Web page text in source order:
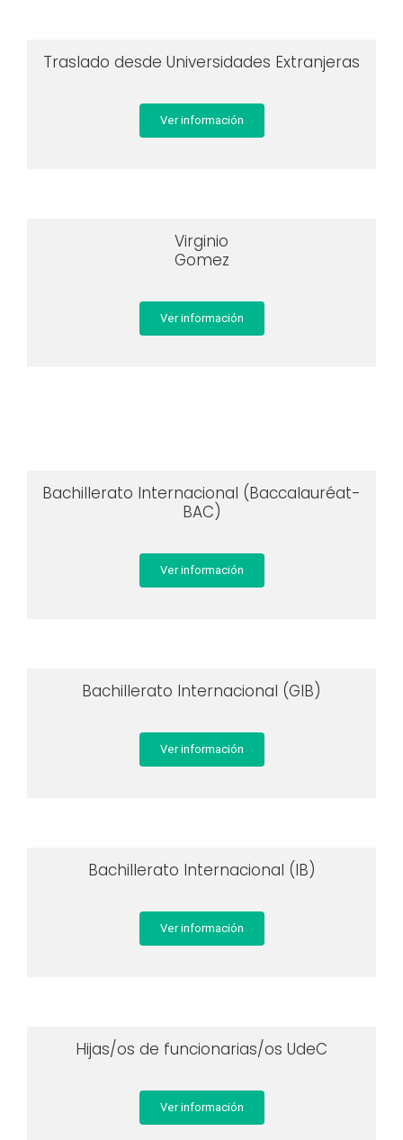
Traslado desde Universidades Extranjeras
Ver información
Virginio
Gomez
Ver información
Bachillerato Internacional (Baccalauréat-
BAC)
Ver información
Bachillerato Internacional (GIB)
Ver información
Bachillerato Internacional (IB)
Ver información
Hijas/os de funcionarias/os UdeC
Ver información